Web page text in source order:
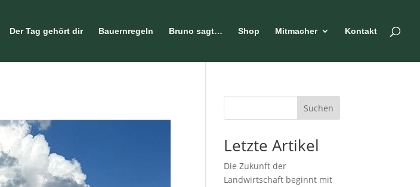
Der Tag gehört dir Bauernregeln Bruno sagt… Shop Mitmacher Kontakt
Suchen
Letzte Artikel
Die Zukunft der
Landwirtschaft beginnt mit